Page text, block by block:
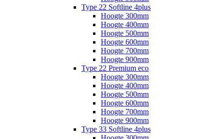
Type 22 Softline 4plus
Hoogte 300mm
Hoogte 400mm
Hoogte 500mm
Hoogte 600mm
Hoogte 700mm
Hoogte 900mm
Type 22 Premium eco
Hoogte 300mm
Hoogte 400mm
Hoogte 500mm
Hoogte 600mm
Hoogte 700mm
Hoogte 900mm
Type 33 Softline 4plus